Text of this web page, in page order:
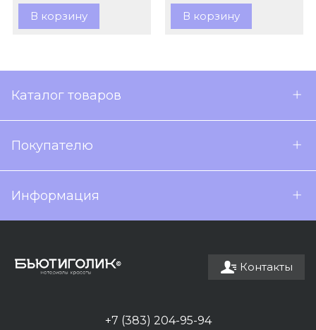
В корзину В корзину
Каталог товаров
Покупателю
Информация
Контакты
+7 (383) 204-95-94